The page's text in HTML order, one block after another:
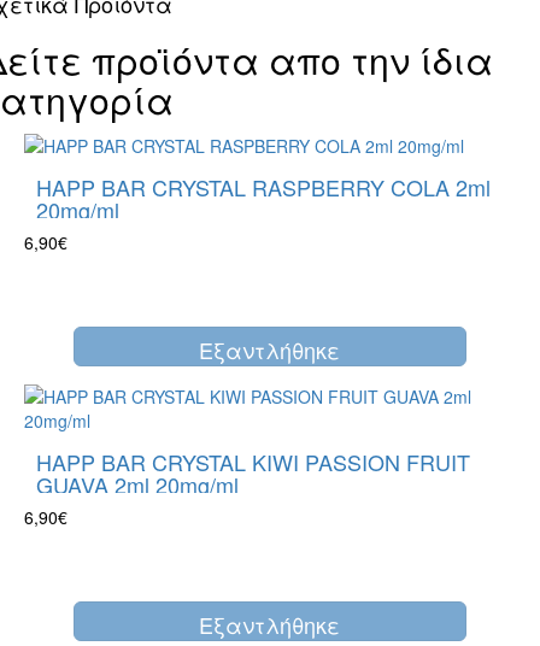
προϊόντα απο την ίδια
HAPP BAR CRYSTAL RASPBERRY COLA 2ml
20mg/ml
6,90€
Eξαντλήθηκε
HAPP BAR CRYSTAL KIWI PASSION FRUIT
GUAVA 2ml 20mg/ml
6,90€
Eξαντλήθηκε